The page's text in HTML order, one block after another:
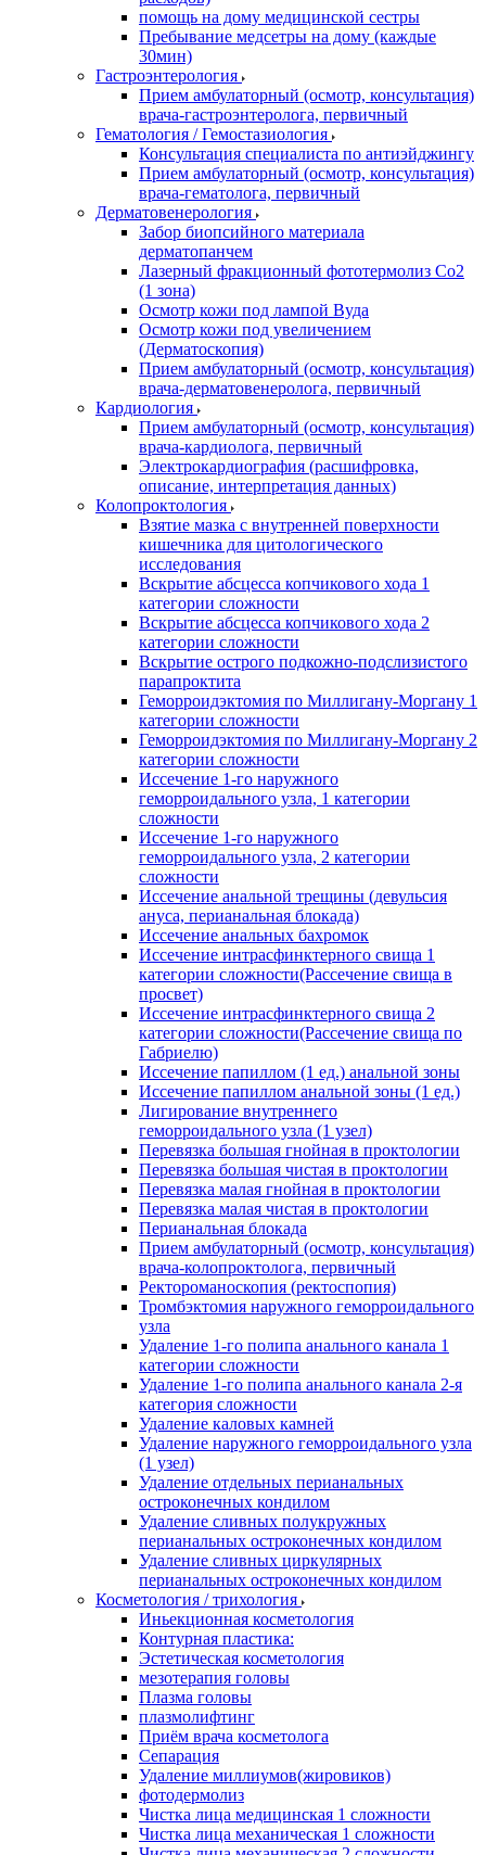
помощь на дому медицинской сестры
Пребывание медсетры на дому (каждые
30мин)
Гастроэнтерология
Прием амбулаторный (осмотр, консультация)
врача-гастроэнтеролога, первичный
Гематология / Гемостазиология
Консультация специалиста по антиэйджингу
Прием амбулаторный (осмотр, консультация)
врача-гематолога, первичный
Дерматовенерология
Забор биопсийного материала
дерматопанчем
Лазерный фракционный фототермолиз Со2
(1 зона)
Осмотр кожи под лампой Вуда
Осмотр кожи под увеличением
(Дерматоскопия)
Прием амбулаторный (осмотр, консультация)
врача-дерматовенеролога, первичный
Кардиология
Прием амбулаторный (осмотр, консультация)
врача-кардиолога, первичный
Электрокардиография (расшифровка,
описание, интерпретация данных)
Колопроктология
Взятие мазка с внутренней поверхности
кишечника для цитологического
исследования
Вскрытие абсцесса копчикового хода 1
категории сложности
Вскрытие абсцесса копчикового хода 2
категории сложности
Вскрытие острого подкожно-подслизистого
парапроктита
Геморроидэктомия по Миллигану-Моргану 1
категории сложности
Геморроидэктомия по Миллигану-Моргану 2
категории сложности
Иссечение 1-го наружного
геморроидального узла, 1 категории
сложности
Иссечение 1-го наружного
геморроидального узла, 2 категории
сложности
Иссечение анальной трещины (девульсия
ануса, перианальная блокада)
Иссечение анальных бахромок
Иссечение интрасфинктерного свища 1
категории сложности(Рассечение свища в
просвет)
Иссечение интрасфинктерного свища 2
категории сложности(Рассечение свища по
Габриелю)
Иссечение папиллом (1 ед.) анальной зоны
Иссечение папиллом анальной зоны (1 ед.)
Лигирование внутреннего
геморроидального узла (1 узел)
Перевязка большая гнойная в проктологии
Перевязка большая чистая в проктологии
Перевязка малая гнойная в проктологии
Перевязка малая чистая в проктологии
Перианальная блокада
Прием амбулаторный (осмотр, консультация)
врача-колопроктолога, первичный
Ректороманоскопия (ректоспопия)
Тромбэктомия наружного геморроидального
узла
Удаление 1-го полипа анального канала 1
категории сложности
Удаление 1-го полипа анального канала 2-я
категория сложности
Удаление каловых камней
Удаление наружного геморроидального узла
(1 узел)
Удаление отдельных перианальных
остроконечных кондилом
Удаление сливных полукружных
перианальных остроконечных кондилом
Удаление сливных циркулярных
перианальных остроконечных кондилом
Косметология / трихология
Иньекционная косметология
Контурная пластика:
Эстетическая косметология
мезотерапия головы
Плазма головы
плазмолифтинг
Приём врача косметолога
Сепарация
Удаление миллиумов(жировиков)
фотодермолиз
Чистка лица медицинская 1 сложности
Чистка лица механическая 1 сложности